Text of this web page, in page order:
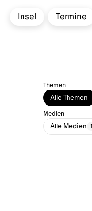
Insel Termine
Themen
Alle Themen
Medien
Alle Medien